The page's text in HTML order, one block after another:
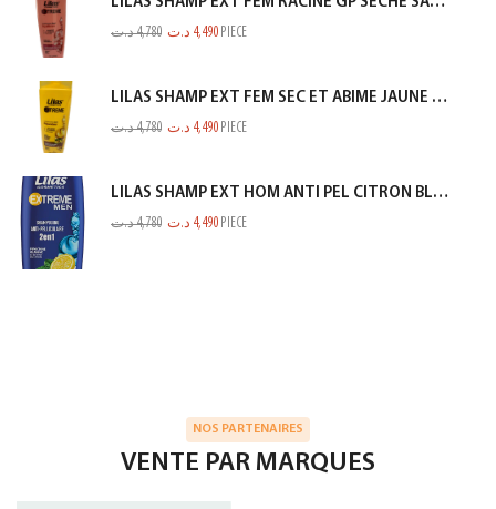
4,780د.ت 4,490 د.ت PIECE
LILAS SHAMP EXT FEM SEC ET ABIME JAUNE 350ML
4,780د.ت 4,490 د.ت PIECE
LILAS SHAMP EXT HOM ANTI PEL CITRON BLEU 350ML
4,780د.ت 4,490 د.ت PIECE
NOS PARTENAIRES
VENTE PAR MARQUES